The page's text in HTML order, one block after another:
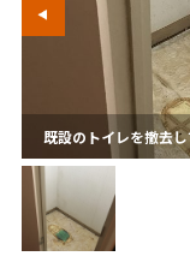
既設のトイレを撤去し